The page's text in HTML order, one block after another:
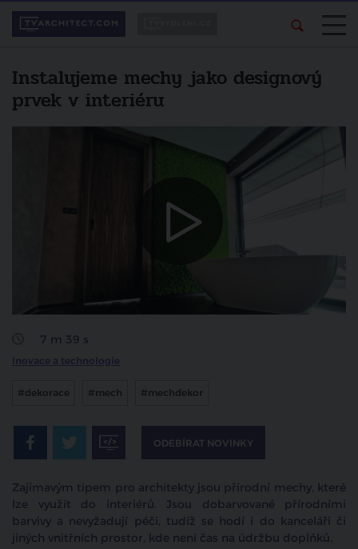
Instalujeme mechy jako designový
prvek v interiéru
7 m 39 s
Inovace a technologie
#dekorace #mech #mechdekor
ODEBÍRAT NOVINKY
Zajímavým tipem pro architekty jsou přírodní mechy, které
lze využít do interiérů. Jsou dobarvované přírodními
barvivy a nevyžadují péči, tudíž se hodí i do kanceláři či
jiných vnitřních prostor, kde není čas na údržbu doplňků.